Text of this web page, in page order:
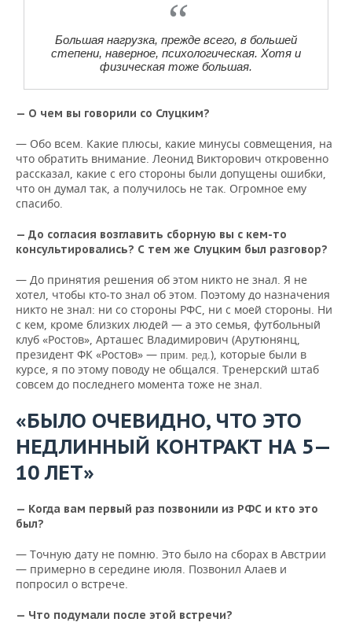
Большая нагрузка, прежде всего, в большей
степени, наверное, психологическая. Хотя и
физическая тоже большая.
— О чем вы говорили со Слуцким?
— Обо всем. Какие плюсы, какие минусы совмещения, на
что обратить внимание. Леонид Викторович откровенно
рассказал, какие с его стороны были допущены ошибки,
что он думал так, а получилось не так. Огромное ему
спасибо.
— До согласия возглавить сборную вы с кем-то
консультировались? С тем же Слуцким был разговор?
— До принятия решения об этом никто не знал. Я не
хотел, чтобы кто-то знал об этом. Поэтому до назначения
никто не знал: ни со стороны РФС, ни с моей стороны. Ни
с кем, кроме близких людей — а это семья, футбольный
клуб «Ростов», Арташес Владимирович (Арутюнянц,
президент ФК «Ростов» — прим. ред.), которые были в
курсе, я по этому поводу не общался. Тренерский штаб
совсем до последнего момента тоже не знал.
«БЫЛО ОЧЕВИДНО, ЧТО ЭТО
НЕДЛИННЫЙ КОНТРАКТ НА 5—
10 ЛЕТ»
— Когда вам первый раз позвонили из РФС и кто это
был?
— Точную дату не помню. Это было на сборах в Австрии
— примерно в середине июля. Позвонил Алаев и
попросил о встрече.
— Что подумали после этой встречи?